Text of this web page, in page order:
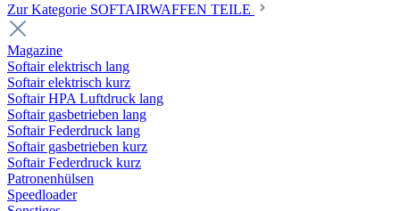
Zur Kategorie SOFTAIRWAFFEN TEILE
Magazine
Softair elektrisch lang
Softair elektrisch kurz
Softair HPA Luftdruck lang
Softair gasbetrieben lang
Softair Federdruck lang
Softair gasbetrieben kurz
Softair Federdruck kurz
Patronenhülsen
Speedloader